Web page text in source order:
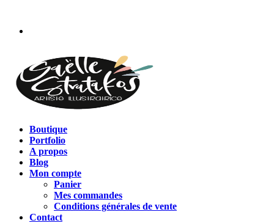
contenu
Boutique
Portfolio
A propos
Blog
Mon compte
Panier
Mes commandes
Conditions générales de vente
Contact